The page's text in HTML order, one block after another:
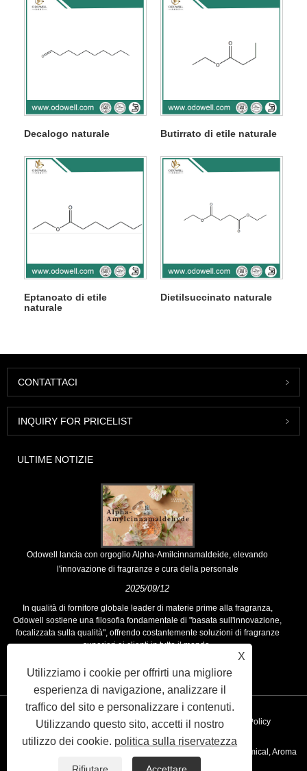
Decalogo naturale Butirrato di etile naturale
Eptanoato di etile
naturale
Dietilsuccinato naturale
CONTATTACI
INQUIRY FOR PRICELIST
ULTIME NOTIZIE
Odowell lancia con orgoglio Alpha-Amilcinnamaldeide, elevando
l'innovazione di fragranze e cura della personale
2025/09/12
In qualità di fornitore globale leader di materie prime alla fragranza,
Odowell sostiene una filosofia fondamentale di "basata sull'innovazione,
focalizzata sulla qualità", offrendo costantemente soluzioni di fragranze
superiori ai clienti in tutto il mondo.
Collegamenti Sitemap RSS XML Privacy Policy
Copyright © 2020 Kunshan Odowell Co., Ltd - China Aroma Chemical, Aroma
X
Utilizziamo i cookie per offrirti una migliore
esperienza di navigazione, analizzare il
traffico del sito e personalizzare i contenuti.
Utilizzando questo sito, accetti il ​​nostro
utilizzo dei cookie. politica sulla riservatezza